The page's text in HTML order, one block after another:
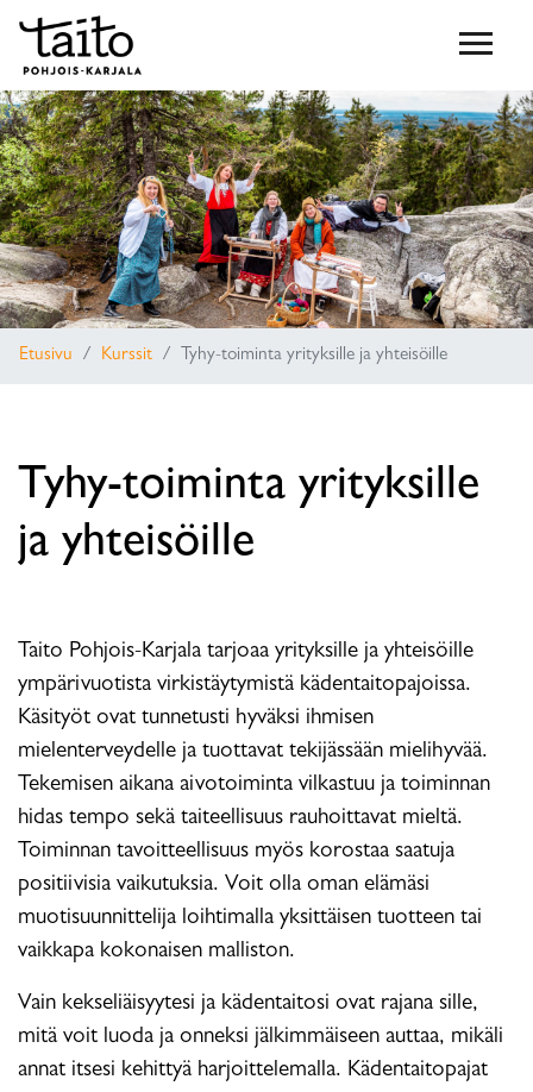
Etusivu Kurssit Tyhy-toiminta yrityksille ja yhteisöille
Tyhy-toiminta yrityksille
ja yhteisöille
Taito Pohjois-Karjala tarjoaa yrityksille ja yhteisöille
ympärivuotista virkistäytymistä kädentaitopajoissa.
Käsityöt ovat tunnetusti hyväksi ihmisen
mielenterveydelle ja tuottavat tekijässään mielihyvää.
Tekemisen aikana aivotoiminta vilkastuu ja toiminnan
hidas tempo sekä taiteellisuus rauhoittavat mieltä.
Toiminnan tavoitteellisuus myös korostaa saatuja
positiivisia vaikutuksia. Voit olla oman elämäsi
muotisuunnittelija loihtimalla yksittäisen tuotteen tai
vaikkapa kokonaisen malliston.
Vain kekseliäisyytesi ja kädentaitosi ovat rajana sille,
mitä voit luoda ja onneksi jälkimmäiseen auttaa, mikäli
annat itsesi kehittyä harjoittelemalla. Kädentaitopajat